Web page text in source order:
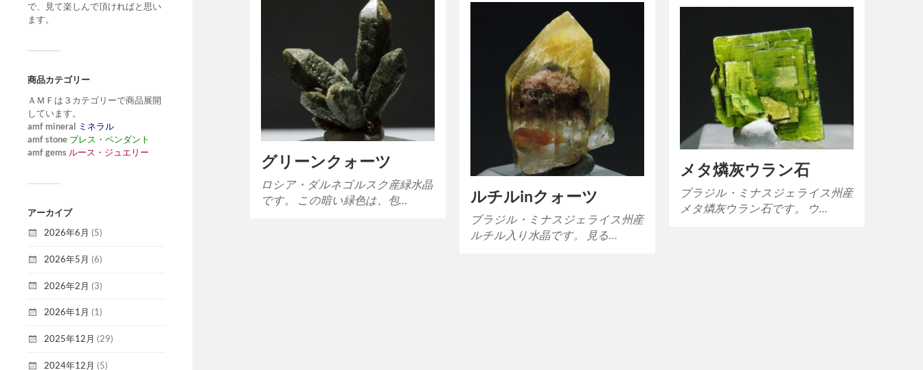
で、見て楽しんで頂ければと思い
ます。
商品カテゴリー
ＡＭＦは３カテゴリーで商品展開
しています。
amf mineral ミネラル
amf stone ブレス・ペンダント
amf gems ルース・ジュエリー
アーカイブ
2026年6月 (5)
2026年5月 (6)
2026年2月 (3)
2026年1月 (1)
2025年12月 (29)
2024年12月 (5)
グリーンクォーツ
ロシア・ダルネゴルスク産緑水晶
です。 この暗い緑色は、包…
ルチルinクォーツ
ブラジル・ミナスジェライス州産
ルチル入り水晶です。 見る…
メタ燐灰ウラン石
ブラジル・ミナスジェライス州産
メタ燐灰ウラン石です。 ウ…